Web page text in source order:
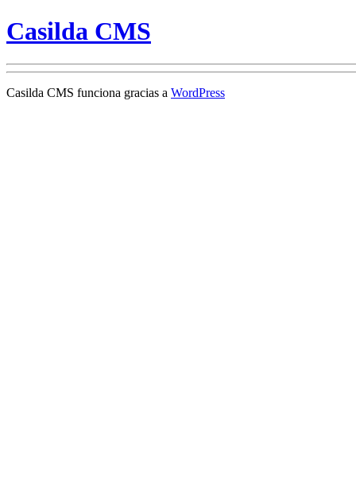
Casilda CMS
Casilda CMS funciona gracias a WordPress